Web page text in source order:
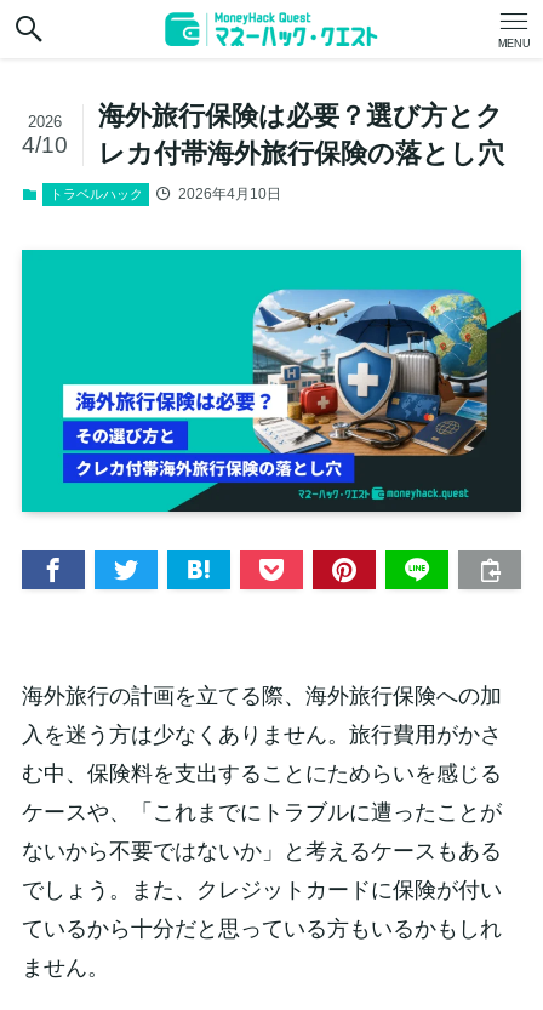
MENU
海外旅行保険は必要？選び方とク
レカ付帯海外旅行保険の落とし穴
2026
4/10
トラベルハック 2026年4月10日
海外旅行の計画を立てる際、海外旅行保険への加
入を迷う方は少なくありません。旅行費用がかさ
む中、保険料を支出することにためらいを感じる
ケースや、「これまでにトラブルに遭ったことが
ないから不要ではないか」と考えるケースもある
でしょう。また、クレジットカードに保険が付い
ているから十分だと思っている方もいるかもしれ
ません。